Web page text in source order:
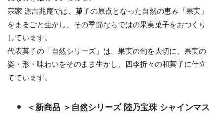
宗家 源吉兆庵では、菓子の原点となった自然の恵み「果実」
をまるごと生かし、その季節ならではの果実菓子をおつくり
しています。
代表菓子の「自然シリーズ」は、果実の旬を大切に、果実の
姿・形・味わいをそのまま生かし、四季折々の和菓子に仕立
てています。
＜新商品 ＞自然シリーズ 陸乃宝珠 シャインマス